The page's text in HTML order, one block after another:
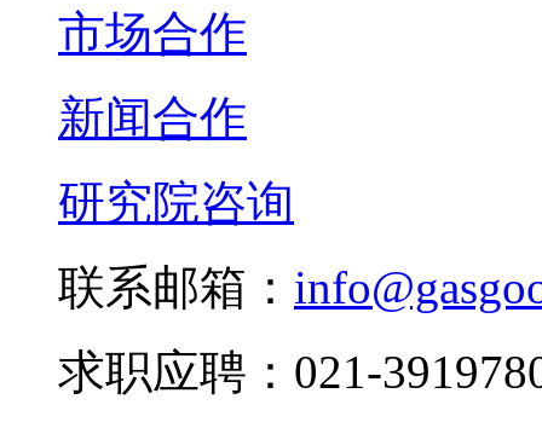
市场合作
新闻合作
研究院咨询
联系邮箱：
求职应聘：021-